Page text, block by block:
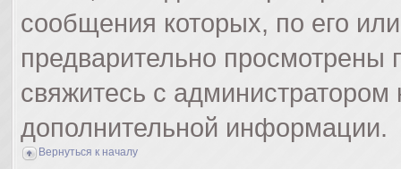
сообщения которых, по его
предварительно просмотрены
свяжитесь с
дополнительной информации.
Вернуться к началу